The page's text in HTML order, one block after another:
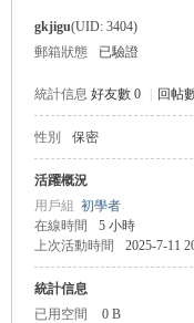
gkjigu(UID: 3404)
郵箱狀態
已驗證
統計信息 好友數 0 回帖
性別 保密
活躍概況
用戶組 初學者
在線時間
5 小時
上次活動時間
2025-7-11
統計信息
已用空間
0 B